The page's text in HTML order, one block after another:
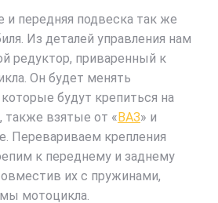
и передняя подвеска так же
Из деталей управления нам
редуктор, приваренный к
Он будет менять
будут крепиться на
также взятые от «ВАЗ» и
Перевариваем крепления
к переднему и заднему
их с пружинами,
мотоцикла.